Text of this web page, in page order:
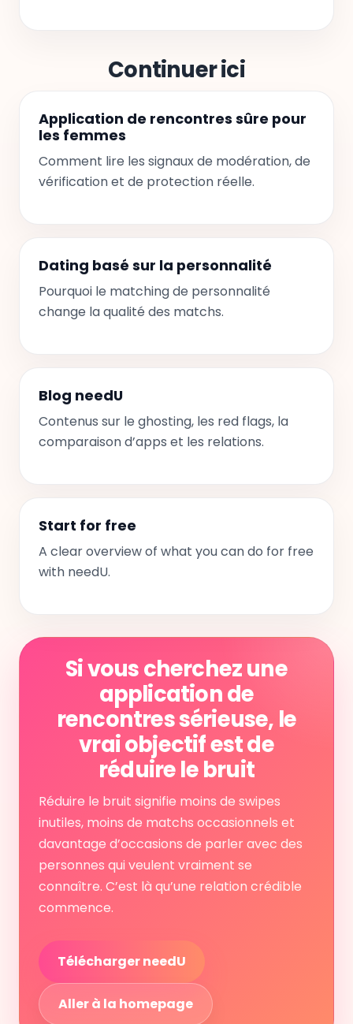
Continuer ici
Application de rencontres sûre pour
les femmes
Comment lire les signaux de modération, de
vérification et de protection réelle.
Dating basé sur la personnalité
Pourquoi le matching de personnalité
change la qualité des matchs.
Blog needU
Contenus sur le ghosting, les red flags, la
comparaison d’apps et les relations.
Start for free
A clear overview of what you can do for free
with needU.
Si vous cherchez une
application de
rencontres sérieuse, le
vrai objectif est de
réduire le bruit
Réduire le bruit signifie moins de swipes
inutiles, moins de matchs occasionnels et
davantage d’occasions de parler avec des
personnes qui veulent vraiment se
connaître. C’est là qu’une relation crédible
commence.
Télécharger needU
Aller à la homepage